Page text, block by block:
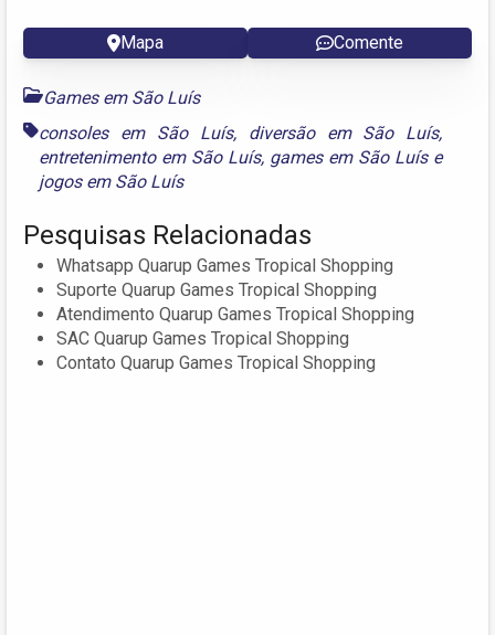
Mapa Comente
Games em São Luís
consoles em São Luís, diversão em São Luís,
entretenimento em São Luís, games em São Luíse
jogos em São Luís
Pesquisas Relacionadas
Whatsapp Quarup Games Tropical Shopping
Suporte Quarup Games Tropical Shopping
Atendimento Quarup Games Tropical Shopping
SAC Quarup Games Tropical Shopping
Contato Quarup Games Tropical Shopping